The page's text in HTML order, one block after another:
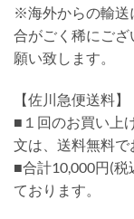
※海外からの輸送
合がごく稀にご
願い致します。
【佐川急便送料】
■１回のお買い上
文は、送料無料で
■合計10,000円(
ております。